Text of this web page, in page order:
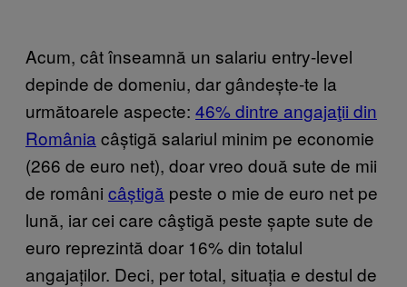
Acum, cât înseamnă un salariu entry-level
depinde de domeniu, dar gândește-te la
următoarele aspecte: 46% dintre angajaţii din
România câștigă salariul minim pe economie
(266 de euro net), doar vreo două sute de mii
de români câștigă peste o mie de euro net pe
lună, iar cei care câştigă peste șapte sute de
euro reprezintă doar 16% din totalul
angajaților. Deci, per total, situația e destul de